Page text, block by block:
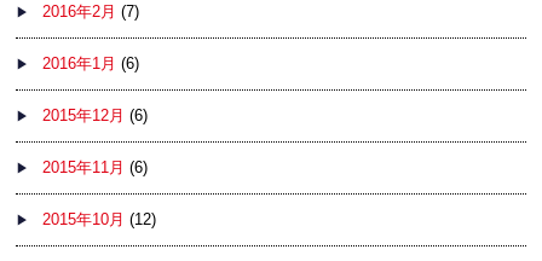
2016年2月 (7)
2016年1月 (6)
2015年12月 (6)
2015年11月 (6)
2015年10月 (12)